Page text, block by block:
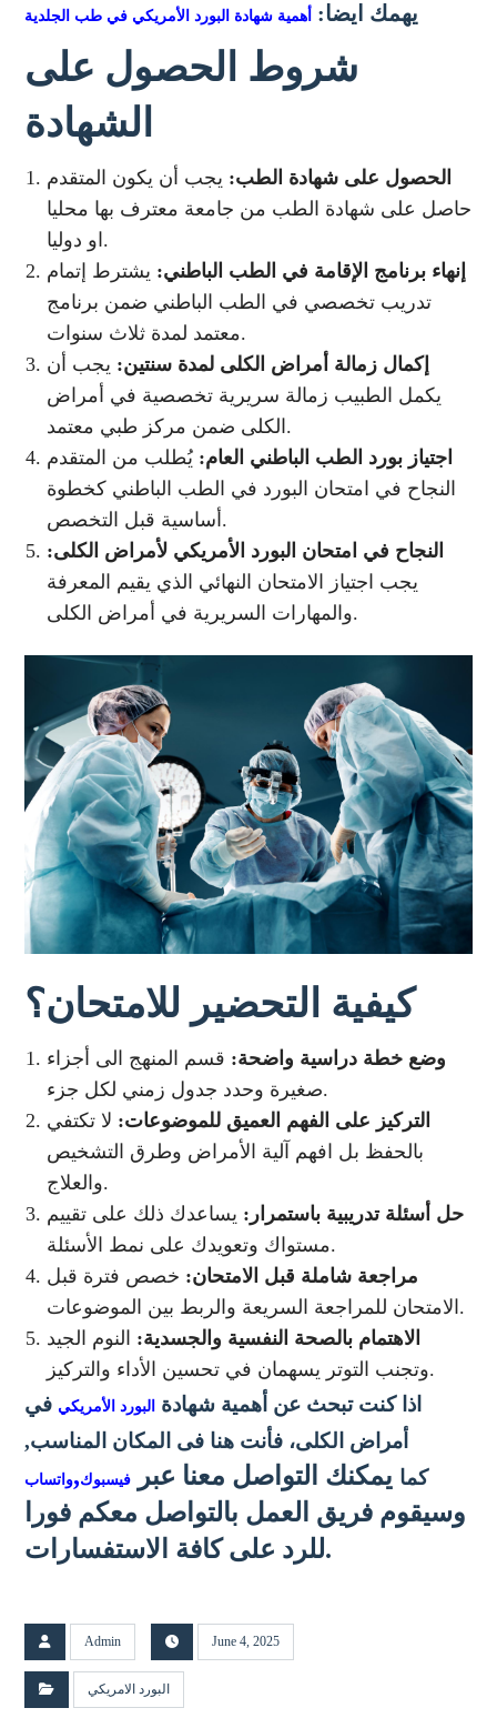
يهمك ايضا: أهمية شهادة البورد الأمريكي في طب الجلدية
شروط الحصول على
الشهادة
الحصول على شهادة الطب: يجب أن يكون المتقدم
حاصل على شهادة الطب من جامعة معترف بها محليا
او دوليا.
إنهاء برنامج الإقامة في الطب الباطني: يشترط إتمام
تدريب تخصصي في الطب الباطني ضمن برنامج
معتمد لمدة ثلاث سنوات.
إكمال زمالة أمراض الكلى لمدة سنتين: يجب أن
يكمل الطبيب زمالة سريرية تخصصية في أمراض
الكلى ضمن مركز طبي معتمد.
اجتياز بورد الطب الباطني العام: يُطلب من المتقدم
النجاح في امتحان البورد في الطب الباطني كخطوة
أساسية قبل التخصص.
النجاح في امتحان البورد الأمريكي لأمراض الكلى:
يجب اجتياز الامتحان النهائي الذي يقيم المعرفة
والمهارات السريرية في أمراض الكلى.
كيفية التحضير للامتحان؟
وضع خطة دراسية واضحة: قسم المنهج الى أجزاء
صغيرة وحدد جدول زمني لكل جزء.
التركيز على الفهم العميق للموضوعات: لا تكتفي
بالحفظ بل افهم آلية الأمراض وطرق التشخيص
والعلاج.
حل أسئلة تدريبية باستمرار: يساعدك ذلك على تقييم
مستواك وتعويدك على نمط الأسئلة.
مراجعة شاملة قبل الامتحان: خصص فترة قبل
الامتحان للمراجعة السريعة والربط بين الموضوعات.
الاهتمام بالصحة النفسية والجسدية: النوم الجيد
وتجنب التوتر يسهمان في تحسين الأداء والتركيز.
اذا كنت تبحث عن أهمية شهادة البورد الأمريكي ​ في
أمراض الكلى، فأنت هنا فى المكان المناسب,
كما يمكنك التواصل معنا عبر فيسبوك,واتساب
وسيقوم فريق العمل بالتواصل معكم فورا
للرد على كافة الاستفسارات.
Admin June 4, 2025
البورد الامريكي